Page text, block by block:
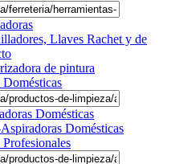
Llaves Rachet y de
de pintura
Domésticas
Domésticas